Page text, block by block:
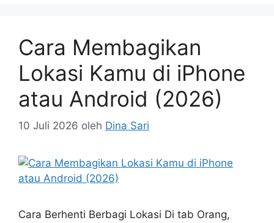
Cara Membagikan
Lokasi Kamu di iPhone
atau Android (2026)
10 Juli 2026 oleh Dina Sari
Cara Berhenti Berbagi Lokasi Di tab Orang,